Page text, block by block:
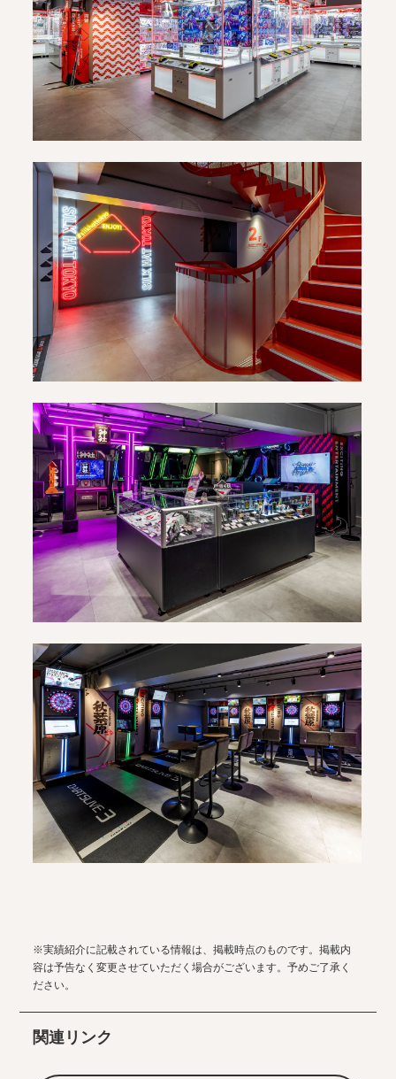
※実績紹介に記載されている情報は、掲載時点のものです。掲載内
容は予告なく変更させていただく場合がございます。予めご了承く
ださい。
関連リンク